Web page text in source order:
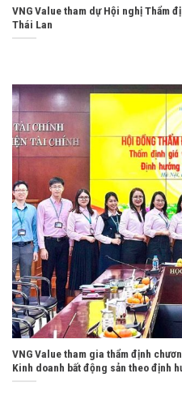
VNG Value tham dự Hội nghị Thẩm
Thái Lan
VNG Value tham gia thẩm định
Kinh doanh bất động sản theo định